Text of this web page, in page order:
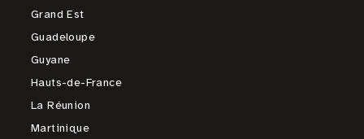
Grand Est
Guadeloupe
Guyane
Hauts-de-France
La Réunion
Martinique